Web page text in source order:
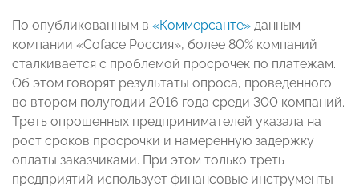
По опубликованным в «Коммерсанте» данным
компании «Coface Россия», более 80% компаний
сталкивается с проблемой просрочек по платежам.
Об этом говорят результаты опроса, проведенного
во втором полугодии 2016 года среди 300 компаний.
Треть опрошенных предпринимателей указала на
рост сроков просрочки и намеренную задержку
оплаты заказчиками. При этом только треть
предприятий использует финансовые инструменты